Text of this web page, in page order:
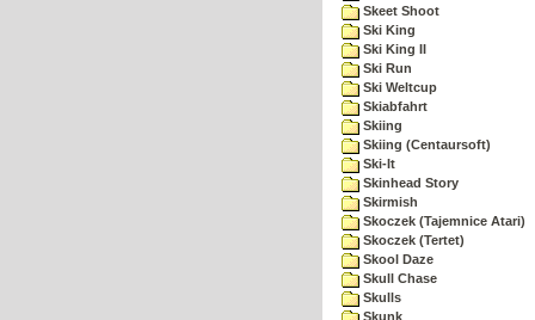
Skeet Shoot
Ski King
Ski King II
Ski Run
Ski Weltcup
Skiabfahrt
Skiing
Skiing (Centaursoft)
Ski-It
Skinhead Story
Skirmish
Skoczek (Tajemnice Atari)
Skoczek (Tertet)
Skool Daze
Skull Chase
Skulls
Skunk